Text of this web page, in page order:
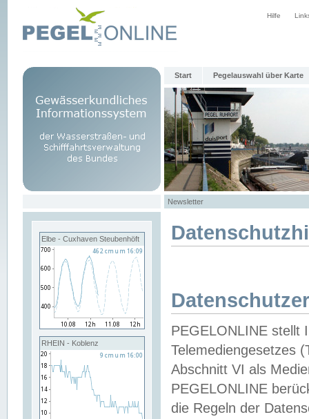
Hilfe
Start Pegelauswahl über Karte
Newsletter
Elbe - Cuxhaven Steubenhöft
RHEIN - Koblenz
PEGELONLINE stellt
Telemediengesetzes
Abschnitt VI als
PEGELONLINE
die Regeln der